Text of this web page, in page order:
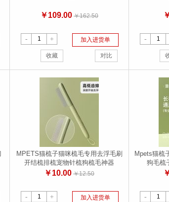
￥109.00 ￥162.50
- + 加入进货单
收藏 对比
-
MPETS猫梳子猫咪梳毛专用去浮毛刷
开结梳排梳宠物针梳狗梳毛神器
￥10.00 ￥12.50
- + 加入进货单
Mpets猫梳
狗毛梳
-